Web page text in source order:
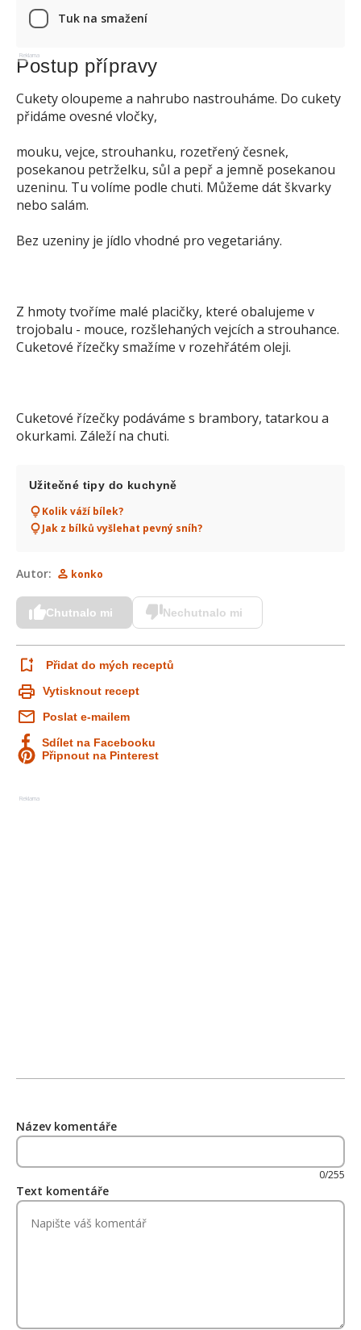
Tuk na smažení
Reklama
Postup přípravy
Cukety oloupeme a nahrubo nastrouháme. Do cukety
přidáme ovesné vločky,
mouku, vejce, strouhanku, rozetřený česnek,
posekanou petrželku, sůl a pepř a jemně posekanou
uzeninu. Tu volíme podle chuti. Můžeme dát škvarky
nebo salám.
Bez uzeniny je jídlo vhodné pro vegetariány.
Z hmoty tvoříme malé placičky, které obalujeme v
trojobalu - mouce, rozšlehaných vejcích a strouhance.
Cuketové řízečky smažíme v rozehřátém oleji.
Cuketové řízečky podáváme s brambory, tatarkou a
okurkami. Záleží na chuti.
Užitečné tipy do kuchyně
Kolik váží bílek?
Jak z bílků vyšlehat pevný sníh?
Autor: konko
Chutnalo mi Nechutnalo mi
Přidat do mých receptů
Vytisknout recept
Poslat e-mailem
Sdílet na Facebooku
Připnout na Pinterest
Reklama
Název komentáře
0/255
Text komentáře